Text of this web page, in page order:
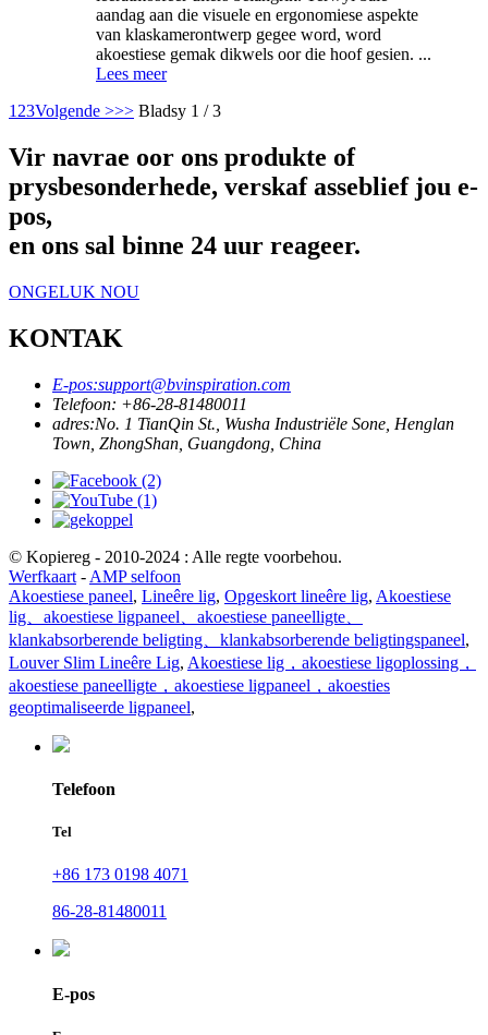
aandag aan die visuele en ergonomiese aspekte
van klaskamerontwerp gegee word, word
akoestiese gemak dikwels oor die hoof gesien. ...
Lees meer
1 23Volgende >>> Bladsy 1 / 3
Vir navrae oor ons produkte of
prysbesonderhede, verskaf asseblief jou e-
pos,
en ons sal binne 24 uur reageer.
ONGELUK NOU
KONTAK
E-pos:support@bvinspiration.com
Telefoon: +86-28-81480011
adres:No. 1 TianQin St., Wusha Industriële Sone, Henglan
Town, ZhongShan, Guangdong, China
© Kopiereg - 2010-2024 : Alle regte voorbehou.
Werfkaart - AMP selfoon
Akoestiese paneel, Lineêre lig, Opgeskort lineêre lig, Akoestiese
lig、akoestiese ligpaneel、akoestiese paneelligte、
klankabsorberende beligting、klankabsorberende beligtingspaneel,
Louver Slim Lineêre Lig, Akoestiese lig，akoestiese ligoplossing，
akoestiese paneelligte，akoestiese ligpaneel，akoesties
geoptimaliseerde ligpaneel,
Telefoon
Tel
+86 173 0198 4071
86-28-81480011
E-pos